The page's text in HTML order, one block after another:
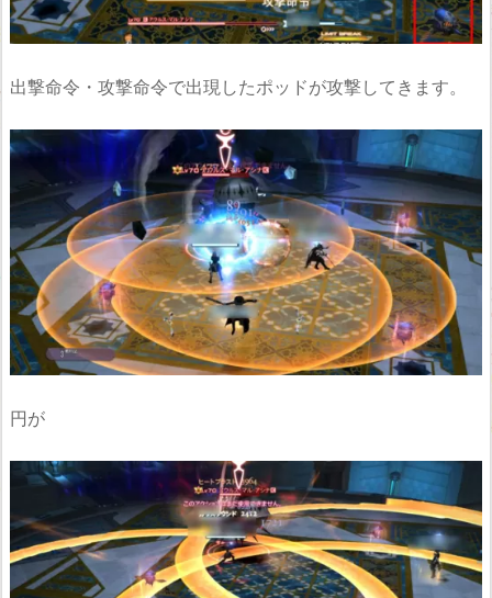
出撃命令・攻撃命令で出現したポッドが攻撃してきます。
円が